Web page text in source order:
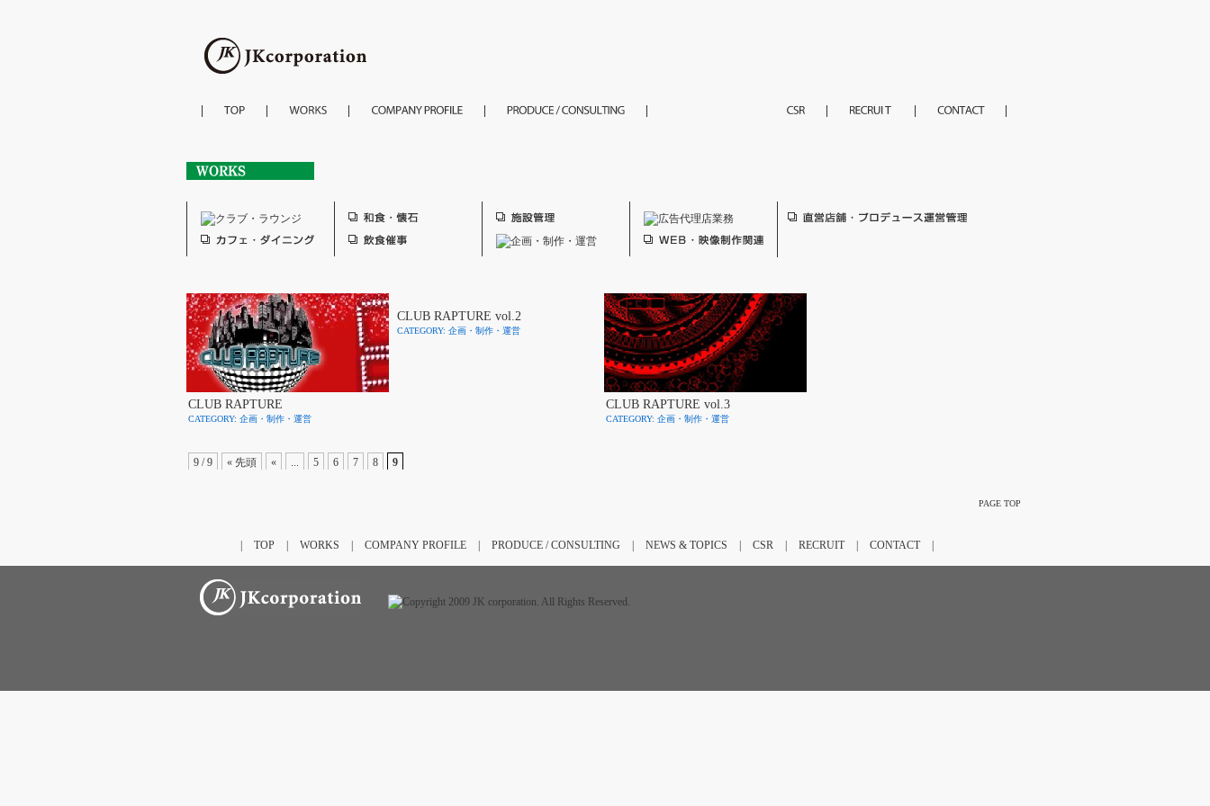
CLUB RAPTURE
CATEGORY: 企画・制作・運営
CLUB RAPTURE vol.2
CATEGORY: 企画・制作・運営
CLUB RAPTURE vol.3
CATEGORY: 企画・制作・運営
9 / 9 « 先頭 « ... 5 6 7 8 9
PAGE TOP
TOP WORKS COMPANY PROFILE PRODUCE / CONSULTING NEWS & TOPICS CSR RECRUIT CONTACT